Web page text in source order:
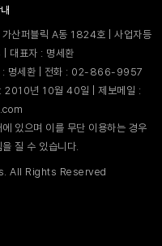
산퍼블릭 A동 1824호 | 사업자등
표자 : 명세환
: 명세환 | 전화 : 02-866-9957
2010년 10월 40일 | 제보메일 :
있으며 이를 무단 이용하는 경우
질 수 있습니다.
All Rights Reserved